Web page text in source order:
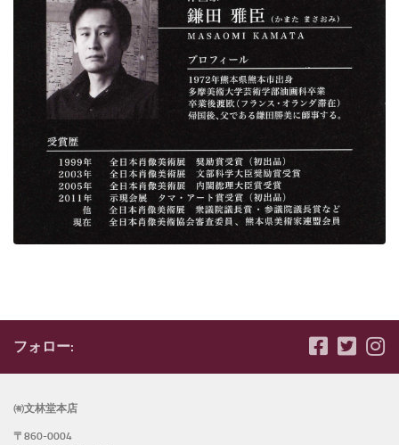
フォロー:
㈲文林堂本店
〒860-0004